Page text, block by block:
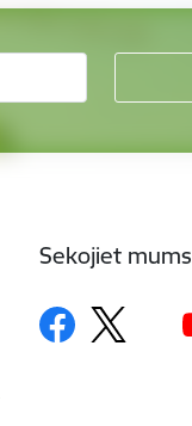
Sekojiet mums